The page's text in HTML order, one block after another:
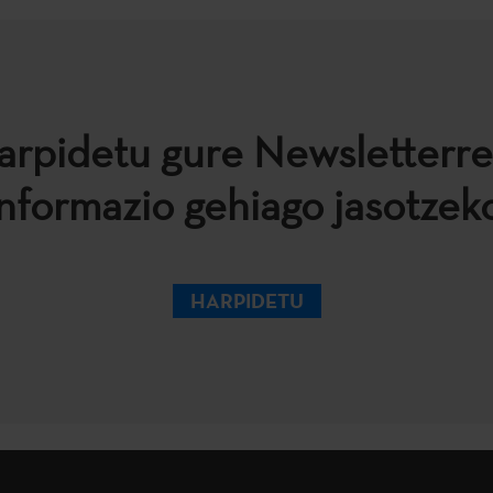
gure
gehiago
HARPIDETU